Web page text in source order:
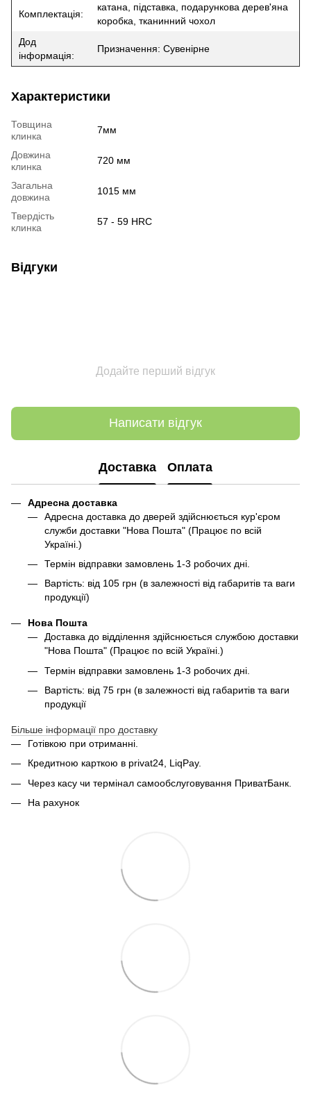
Комплектація:
катана, підставка, подарункова дерев'яна
коробка, тканинний чохол
Дод
інформація:
Призначення: Сувенірне
Характеристики
Товщина
клинка
7мм
Довжина
клинка
720 мм
Загальна
довжина
1015 мм
Твердість
клинка
57 - 59 HRC
Відгуки
Додайте перший відгук
Написати відгук
Доставка Оплата
Адресна доставка
Адресна доставка до дверей здійснюється кур'єром
служби доставки "Нова Пошта" (Працює по всій
Україні.)
Термін відправки замовлень 1-3 робочих дні.
Вартість: від 105 грн (в залежності від габаритів та ваги
продукції)
Нова Пошта
Доставка до відділення здійснюється службою доставки
"Нова Пошта" (Працює по всій Україні.)
Термін відправки замовлень 1-3 робочих дні.
Вартість: від 75 грн (в залежності від габаритів та ваги
продукції
Більше інформації про доставку
Готівкою при отриманні.
Кредитною карткою в privat24, LiqPay.
Через касу чи термінал самообслуговування ПриватБанк.
На рахунок